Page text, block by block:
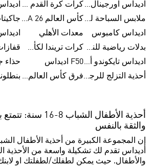
اديداس اورجينال ملابس
كرات كرة القدم للرجال
ملابس السباحة للرجال
كأس العالم FIFA 26™
اديداس كامبوس
معدات الأهلي
بدلات رياضية للنساء
كرات تريندا لكأس العالم FIFA 26™
اديداس تايكوندو أورجنالزF50 اديداس
حذاء
أحذية التزلج للرجال
فرق كأس العالم FIFA 26™
أحذية الأطفال الشباب
والثقة بالنفس
أديداس تقدم لك تشكيلة واسعة من الأحذية
والأطفال. حيث يمكن لطفلك/لطفلتك او لابنك/